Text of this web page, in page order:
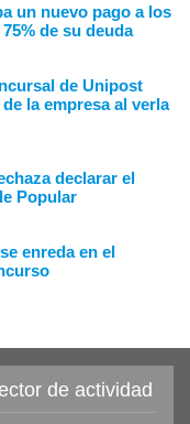
un nuevo pago a los
de su deuda
de Unipost
la empresa al verla
declarar el
Popular
enreda en el
de actividad